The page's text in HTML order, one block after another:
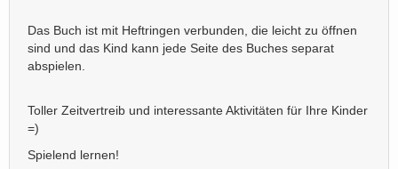
Das Buch ist mit Heftringen verbunden, die leicht zu öffnen
sind und das Kind kann jede Seite des Buches separat
abspielen.
Toller Zeitvertreib und interessante Aktivitäten für Ihre Kinder
=)
Spielend lernen!